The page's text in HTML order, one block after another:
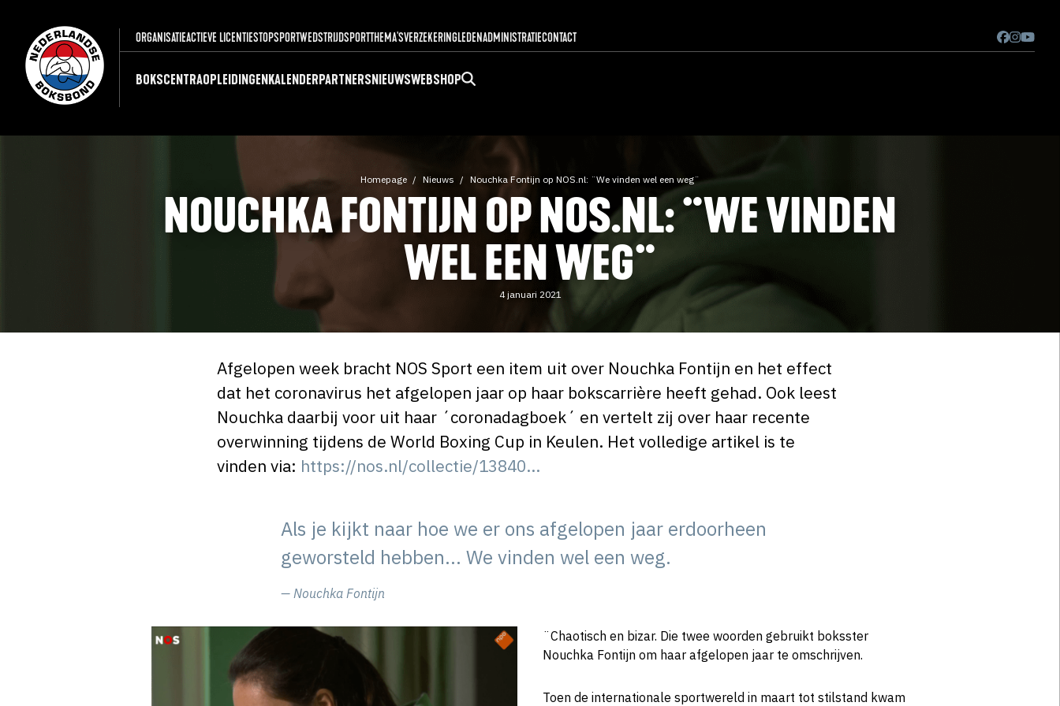
ORGANISATIEACTIEVE LICENTIESTOPSPORTWEDSTRIJDSPORTTHEMA'SVERZEKERINGLEDENADMINISTRATIECONTACT
BOKSCENTRAOPLEIDINGENKALENDERPARTNERSNIEUWSWEBSHOP
Homepage Nieuws Nouchka Fontijn op NOS.nl: ¨We vinden wel een weg¨
NOUCHKA FONTIJN OP NOS.NL: ¨WE VINDEN
WEL EEN WEG¨
4 januari 2021
Afgelopen week bracht NOS Sport een item uit over Nouchka Fontijn en het effect
dat het coronavirus het afgelopen jaar op haar bokscarrière heeft gehad. Ook leest
Nouchka daarbij voor uit haar ´coronadagboek´ en vertelt zij over haar recente
overwinning tijdens de World Boxing Cup in Keulen. Het volledige artikel is te
vinden via: https://nos.nl/collectie/13840...
Als je kijkt naar hoe we er ons afgelopen jaar erdoorheen
geworsteld hebben... We vinden wel een weg.
— Nouchka Fontijn
¨Chaotisch en bizar. Die twee woorden gebruikt boksster
Nouchka Fontijn om haar afgelopen jaar te omschrijven.
Toen de internationale sportwereld in maart tot stilstand kwam